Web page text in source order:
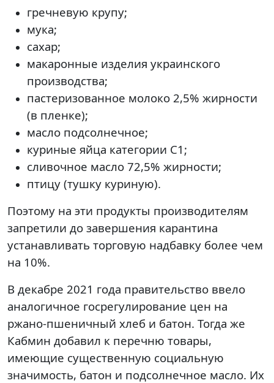
гречневую крупу;
мука;
сахар;
макаронные изделия украинского
производства;
пастеризованное молоко 2,5% жирности
(в пленке);
масло подсолнечное;
куриные яйца категории С1;
сливочное масло 72,5% жирности;
птицу (тушку куриную).
Поэтому на эти продукты производителям
запретили до завершения карантина
устанавливать торговую надбавку более чем
на 10%.
В декабре 2021 года правительство ввело
аналогичное госрегулирование цен на
ржано-пшеничный хлеб и батон. Тогда же
Кабмин добавил к перечню товары,
имеющие существенную социальную
значимость, батон и подсолнечное масло. Их